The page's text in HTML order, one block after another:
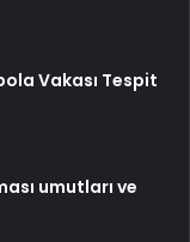
Vakası Tespit
umutları ve